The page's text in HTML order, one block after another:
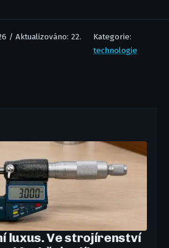
/ Aktualizováno: 22.
Kategorie:
technologie
luxus. Ve strojírenství